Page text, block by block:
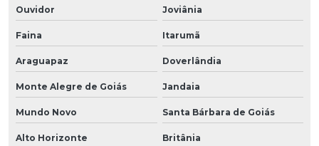
Ouvidor Joviânia
Faina Itarumã
Araguapaz Doverlândia
Monte Alegre de Goiás Jandaia
Mundo Novo Santa Bárbara de Goiás
Alto Horizonte Britânia